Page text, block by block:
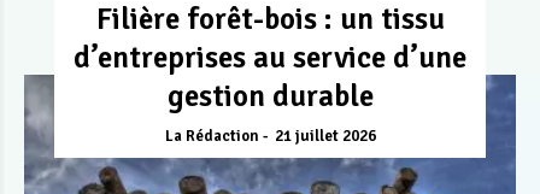
Filière forêt-bois : un tissu
d’entreprises au service d’une
gestion durable
La Rédaction 21 juillet 2026